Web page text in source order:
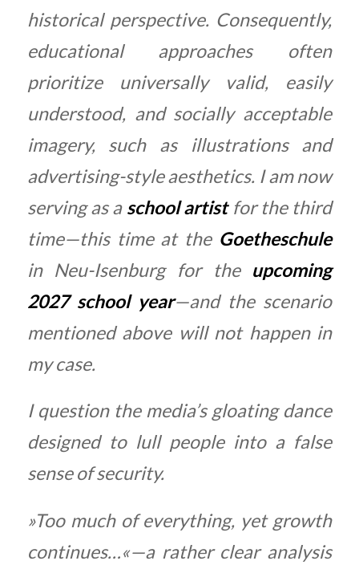
historical perspective. Consequently,
educational approaches often
prioritize universally valid, easily
understood, and socially acceptable
imagery, such as illustrations and
advertising-style aesthetics. I am now
serving as a school artistfor the third
time—this time at the Goetheschule
in Neu-Isenburg for the upcoming
2027 school year—and the scenario
mentioned above will not happen in
my case.
I question the media’s gloating dance
designed to lull people into a false
sense of security.
»Too much of everything, yet growth
continues…«—a rather clear analysis